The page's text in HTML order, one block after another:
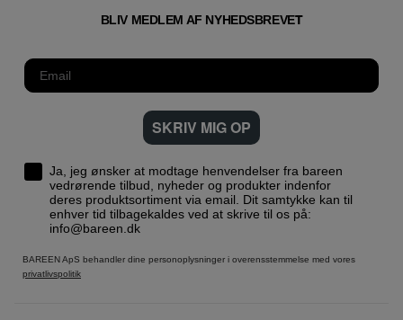
BLIV MEDLEM AF NYHEDSBREVET
SKRIV MIG OP
Ja, jeg ønsker at modtage henvendelser fra bareen
vedrørende tilbud, nyheder og produkter indenfor
deres produktsortiment via email. Dit samtykke kan til
enhver tid tilbagekaldes ved at skrive til os på:
info@bareen.dk
BAREEN ApS behandler dine personoplysninger i overensstemmelse med vores
privatlivspolitik